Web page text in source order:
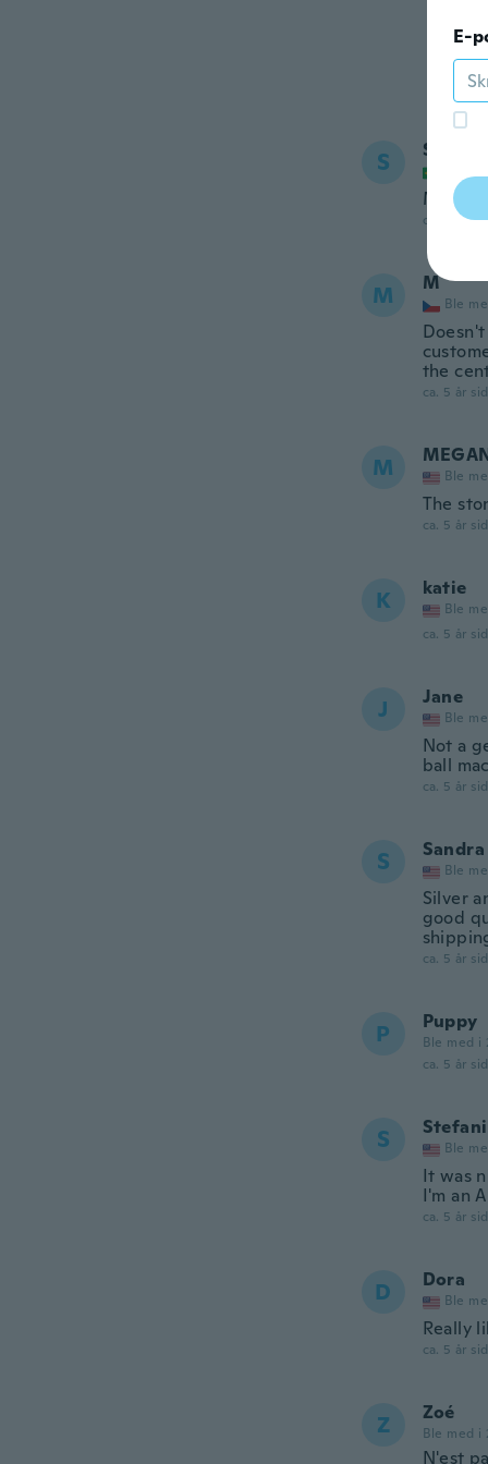
S
Muito
ca. 5 år
M M
Ble
the
ca. 5 år
M Ble
The
ca. 5 år
K katie
Ble
ca. 5 år
J Jane
Ble
Not a
ball
ca. 5 år
S Sandra
Ble
Silver
good
ca. 5 år
P Puppy
Ble med i
ca. 5 år
S Stefani
Ble
It was
I'm an
ca. 5 år
D Dora
Ble
Really
ca. 5 år
Z Zoé
Ble med i
N'est
E-